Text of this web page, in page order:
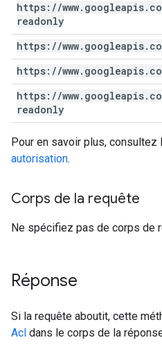
https: //www. googleapis.
readonly
https: //www. googleapis.
https: //www. googleapis.
https: //www. googleapis.
readonly
Pour en savoir plus, consultez
autorisation.
Corps de la requête
Ne spécifiez pas de corps de
Réponse
Si la requête aboutit, cette
Acl dans le corps de la